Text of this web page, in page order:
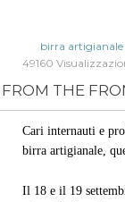
birra artigianale
49160
FROM THE
Cari internauti e
birra artigianale,
Il 18 e il 19